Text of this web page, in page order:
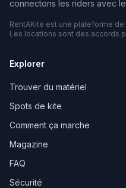
connectons les riders avec
RentAKite est une plateforme
Les locations sont des accords
Explorer
Trouver du matériel
Spots de kite
Comment ça marche
Magazine
FAQ
Sécurité